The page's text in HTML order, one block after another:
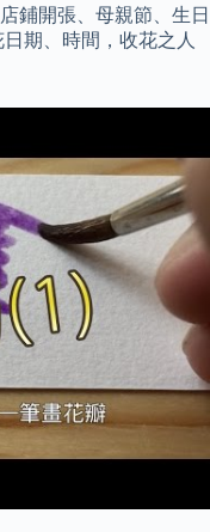
鋪開張、母親節、生日
期、時間，收花之人